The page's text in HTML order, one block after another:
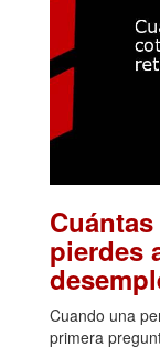
pierdes
Cuando una
primera